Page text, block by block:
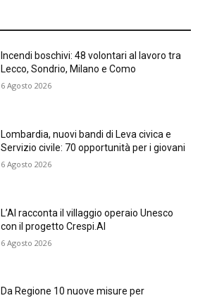
Incendi boschivi: 48 volontari al lavoro tra
Lecco, Sondrio, Milano e Como
6 Agosto 2026
Lombardia, nuovi bandi di Leva civica e
Servizio civile: 70 opportunità per i giovani
6 Agosto 2026
L’AI racconta il villaggio operaio Unesco
con il progetto Crespi.AI
6 Agosto 2026
Da Regione 10 nuove misure per